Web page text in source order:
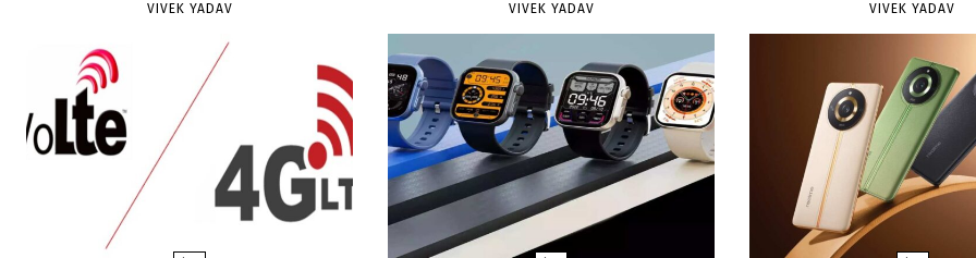
VIVEK YADAV VIVEK YADAV VIVEK YADAV